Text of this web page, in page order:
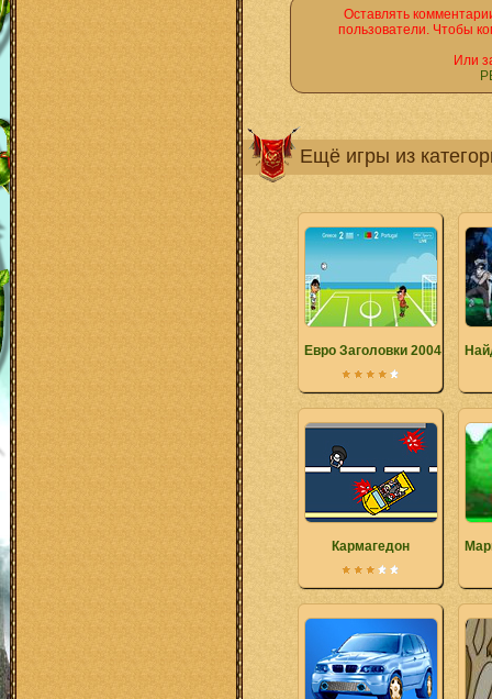
Оставлять
пользователи. Чтобы
Или
Ещё игры из
Евро Заголовки 2004
Кармагедон